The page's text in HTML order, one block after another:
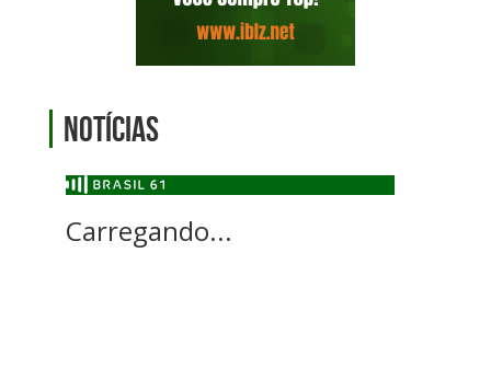
Notícias
Carregando...